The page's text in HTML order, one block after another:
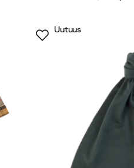
Uutuus